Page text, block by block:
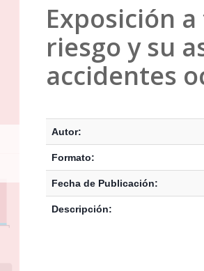
Exposición
riesgo y su
accidentes
Autor:
Formato:
Fecha de Publicación:
Descripción: